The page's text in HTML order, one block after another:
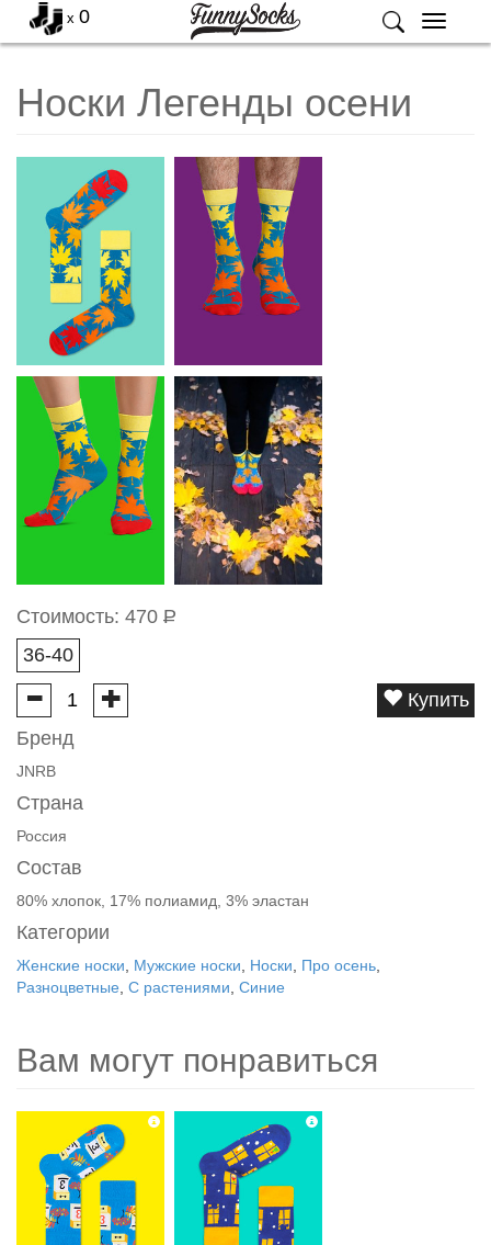
Меню
x 0
Носки Легенды осени
Стоимость: 470 Р
36-40
Купить
Бренд
JNRB
Страна
Россия
Состав
80% хлопок, 17% полиамид, 3% эластан
Категории
Женские носки Мужские носки Носки Про осень
Разноцветные С растениями Синие
Вам могут понравиться